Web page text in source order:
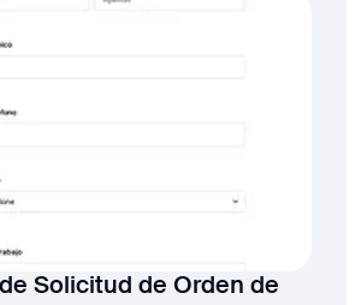
Solicitud de Orden de